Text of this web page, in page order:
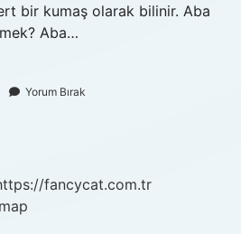
bir kumaş olarak bilinir. Aba
Aba…
Yorum Bırak
fancycat.com.tr